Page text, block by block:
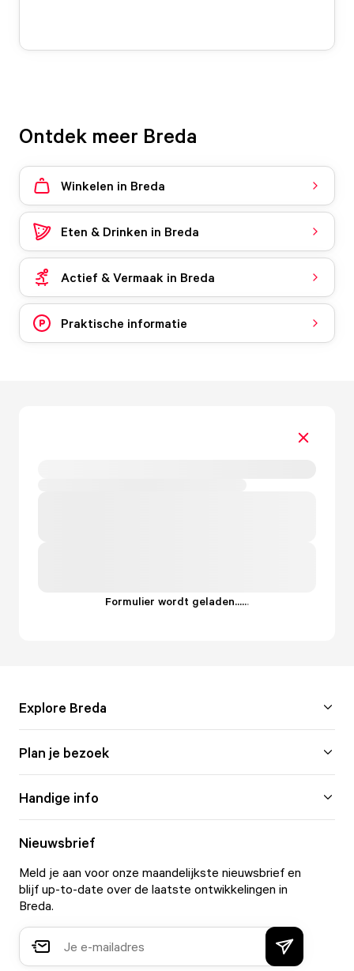
Ontdek meer Breda
Winkelen in Breda
Eten & Drinken in Breda
Actief & Vermaak in Breda
Praktische informatie
Formulier wordt geladen......
Explore Breda
Plan je bezoek
Handige info
Nieuwsbrief
Meld je aan voor onze maandelijkste nieuwsbrief en
blijf up-to-date over de laatste ontwikkelingen in
Breda.